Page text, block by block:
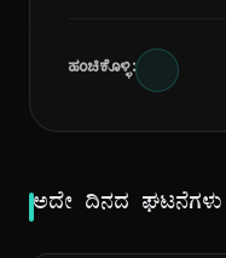
ಹಂಚಿಕೊಳ್ಳಿ:
ಅದೇ ದಿನದ ಘಟನೆಗಳು